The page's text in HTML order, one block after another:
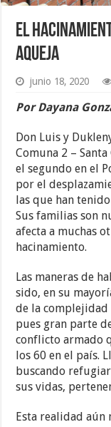
El
aqueja
junio 18, 2020
Por Dayana
Don Luis y
Comuna 2 –
el segundo en el
por el
las que han
Sus familias son
afecta a muchas
hacinamiento.
Las maneras de
sido, en su
de la complejidad
pues gran parte
conflicto armado
los 60 en el país.
buscando
sus vidas,
Esta realidad aún